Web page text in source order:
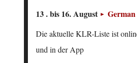
13 . bis 16. August German
Die aktuelle KLR-Liste ist
und in der App